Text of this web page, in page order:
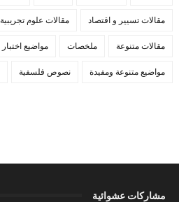
مقالات تسيير و اقتصاد مقالات علوم تجريبية
مقالات متنوعة ملخصات مواضيع اختبار
مواضيع متنوعة ومفيدة نصوص فلسفية
مشاركات عشوائية